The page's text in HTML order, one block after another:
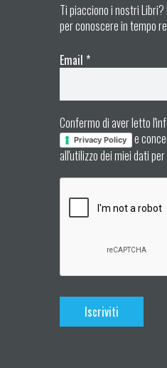
Ti piacciono i nostri
per conoscere in tempo
Email *
Confermo di aver letto
Privacy Policy
e
all'utilizzo dei miei dati